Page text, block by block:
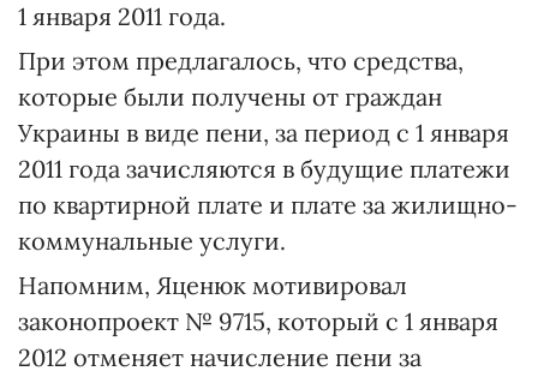
1 января 2011 года.
При этом предлагалось, что средства,
которые были получены от граждан
Украины в виде пени, за период с 1 января
2011 года зачисляются в будущие платежи
по квартирной плате и плате за жилищно-
коммунальные услуги.
Напомним, Яценюк мотивировал
законопроект № 9715, который с 1 января
2012 отменяет начисление пени за